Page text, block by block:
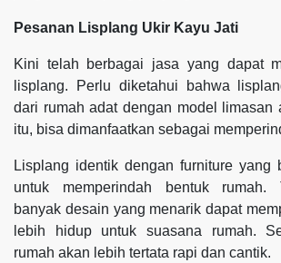
Pesanan Lisplang Ukir Kayu Jati
Kini telah berbagai jasa yang dapat
lisplang. Perlu diketahui bahwa
dari rumah adat dengan model limasan
itu, bisa dimanfaatkan sebagai
Lisplang identik dengan furniture yang
untuk memperindah bentuk rumah.
banyak desain yang menarik dapat
lebih hidup untuk suasana rumah.
rumah akan lebih tertata rapi dan cantik.